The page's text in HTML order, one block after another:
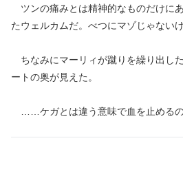
ツンの痛みとは精神的なものだけに
たウェルカムだ。べつにマゾじゃないけ
ちなみにマーリィが蹴りを繰り出し
ートの奥が見えた。
……ケガとは違う意味で血を止めるの